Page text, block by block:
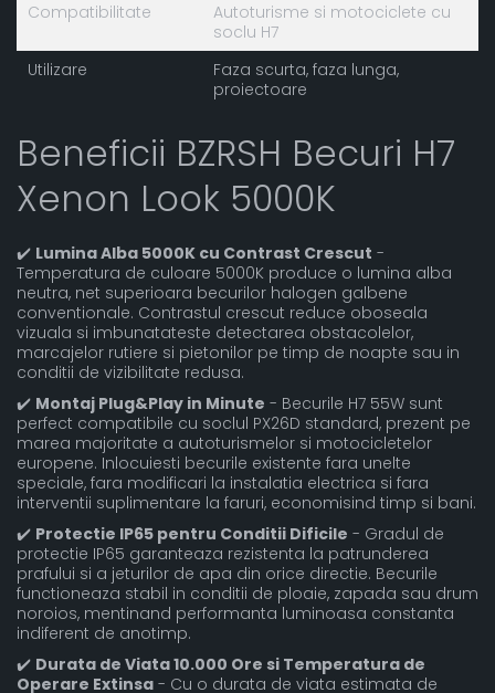
Compatibilitate
Autoturisme si motociclete cu
soclu H7
Utilizare
Faza scurta, faza lunga,
proiectoare
Beneficii BZRSH Becuri H7
Xenon Look 5000K
✔️ Lumina Alba 5000K cu Contrast Crescut -
Temperatura de culoare 5000K produce o lumina alba
neutra, net superioara becurilor halogen galbene
conventionale. Contrastul crescut reduce oboseala
vizuala si imbunatateste detectarea obstacolelor,
marcajelor rutiere si pietonilor pe timp de noapte sau in
conditii de vizibilitate redusa.
✔️ Montaj Plug&Play in Minute - Becurile H7 55W sunt
perfect compatibile cu soclul PX26D standard, prezent pe
marea majoritate a autoturismelor si motocicletelor
europene. Inlocuiesti becurile existente fara unelte
speciale, fara modificari la instalatia electrica si fara
interventii suplimentare la faruri, economisind timp si bani.
✔️ Protectie IP65 pentru Conditii Dificile - Gradul de
protectie IP65 garanteaza rezistenta la patrunderea
prafului si a jeturilor de apa din orice directie. Becurile
functioneaza stabil in conditii de ploaie, zapada sau drum
noroios, mentinand performanta luminoasa constanta
indiferent de anotimp.
✔️ Durata de Viata 10.000 Ore si Temperatura de
Operare Extinsa - Cu o durata de viata estimata de